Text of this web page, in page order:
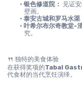
银色修道院：
见证
壁画。
泰安古城和罗马水渠
叶希尔布尔奇教堂-
究。
🍴 独特的美食体验
在获得奖项的Tabal
代食材的当代烹饪演绎。